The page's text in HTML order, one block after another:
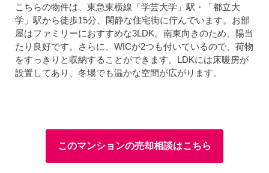
こちらの物件は、東急東横線「学芸大学」駅・「都立大
学」駅から徒歩15分、閑静な住宅街に佇んでいます。お部
屋はファミリーにおすすめな3LDK。南東向きのため、陽当
たり良好です。さらに、WICが2つも付いているので、荷物
をすっきりと収納することができます。LDKには床暖房が
設置してあり、冬場でも温かな空間が広がります。
このマンションの売却相談はこちら